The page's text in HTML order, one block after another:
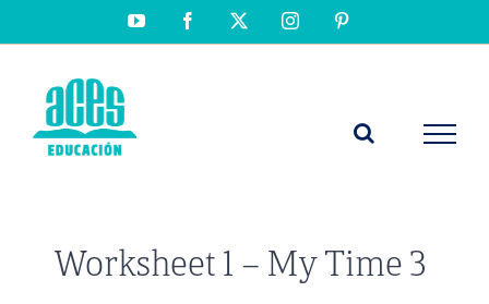
YouTubeFacebook Instagram
Worksheet 1 – My Time 3